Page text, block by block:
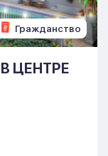
Гражданство
ЦЕНТРЕ